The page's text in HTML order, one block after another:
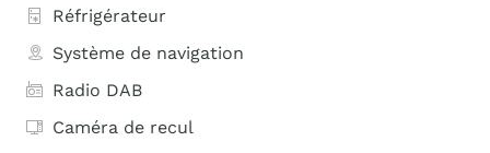
Réfrigérateur
Système de navigation
Radio DAB
Caméra de recul